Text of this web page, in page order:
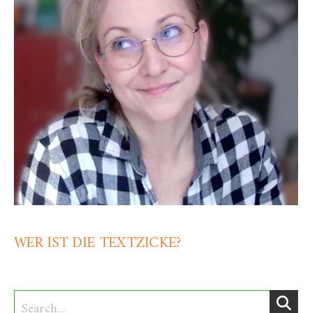
WER IST DIE TEXTZICKE?